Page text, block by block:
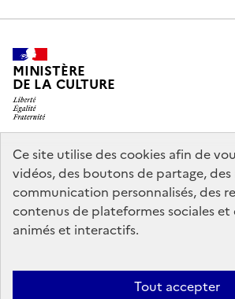
Ce site utilise des cookies afin de
vidéos, des boutons de partage, des
communication personnalisés, des
contenus de plateformes sociales et
animés et interactifs.
Tout accepter
MINISTÈRE
DE LA CULTURE
legifrance.gouv.fr
info.gouv.fr
service-public.gouv.fr
data.gouv.fr
Politique d’utilisation des témoins de connexion